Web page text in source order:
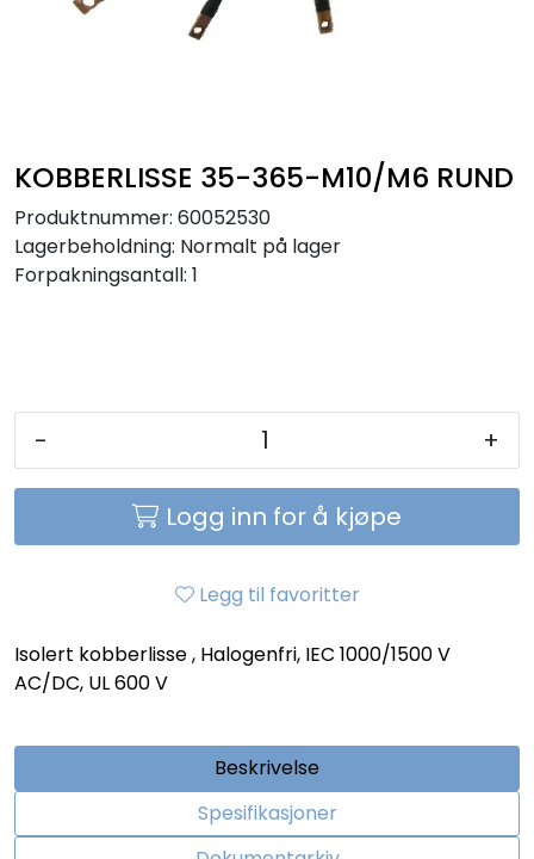
KOBBERLISSE 35-365-M10/M6 RUND
Produktnummer: 60052530
Lagerbeholdning: Normalt på lager
Forpakningsantall: 1
- +
Logg inn for å kjøpe
Legg til favoritter
Isolert kobberlisse , Halogenfri, IEC 1000/1500 V
AC/DC, UL 600 V
Beskrivelse
Spesifikasjoner
Sikringer